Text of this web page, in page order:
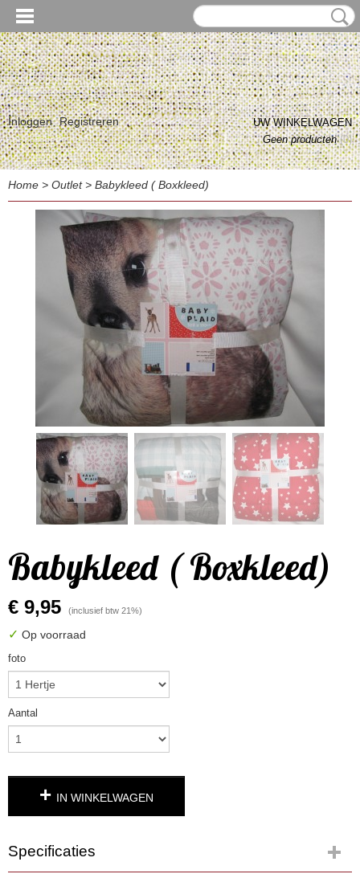
Inloggen Registreren
UW WINKELWAGEN
Geen producten(0)
Home > Outlet> Babykleed ( Boxkleed)
Babykleed ( Boxkleed)
€ 9,95 (inclusief btw 21%)
✓ Op voorraad
foto
Aantal
IN WINKELWAGEN
Specificaties